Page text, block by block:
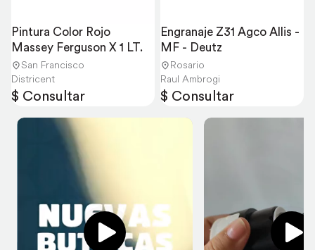
Pintura Color Rojo
Massey Ferguson X 1 LT.
San Francisco
Districent
$ Consultar
Engranaje Z31 Agco Allis -
MF - Deutz
Rosario
Raul Ambrogi
$ Consultar